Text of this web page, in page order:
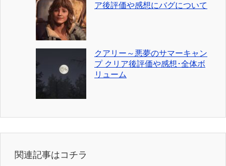
ア後評価や感想にバグについて
クアリー～悪夢のサマーキャン
プ クリア後評価や感想･全体ボ
リューム
関連記事はコチラ